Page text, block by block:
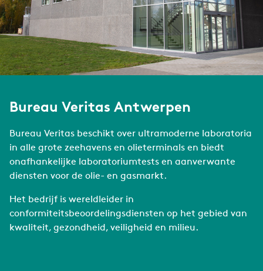
Bureau Veritas Antwerpen
Bureau Veritas beschikt over ultramoderne laboratoria
in alle grote zeehavens en olieterminals en biedt
onafhankelijke laboratoriumtests en aanverwante
diensten voor de olie- en gasmarkt.
Het bedrijf is wereldleider in
conformiteitsbeoordelingsdiensten op het gebied van
kwaliteit, gezondheid, veiligheid en milieu.